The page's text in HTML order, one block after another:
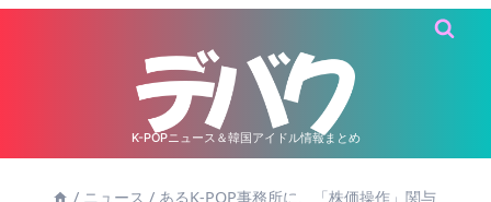
K-POPニュース＆韓国アイドル情報まとめ
/ ニュース / あるK-POP事務所に、「株価操作」関与